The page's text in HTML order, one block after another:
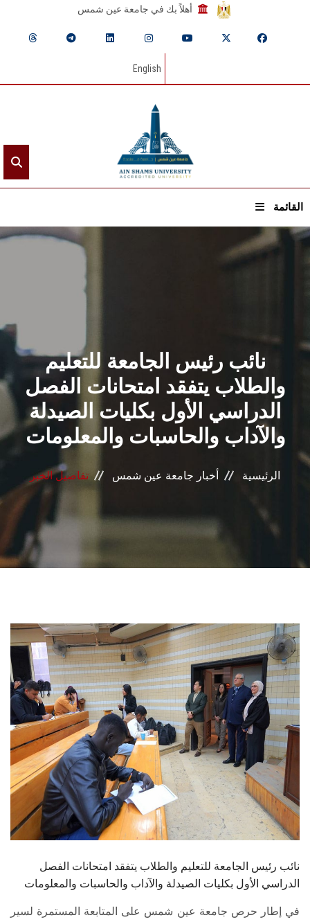
أهلاً بك في جامعة عين شمس
English
القائمة
القطاعـات
الشئون الأكاديمية
البحث العلمي
الرعاية الصحية
المراكز والوحدات
الأنظمة الذكية
الإعلام
الطلاب
هيئة التدريس
الدراسات العليا
الخريجين
الموظفون
الزائـرون
نائب رئيس الجامعة للتعليم
والطلاب يتفقد امتحانات الفصل
الدراسي الأول بكليات الصيدلة
والآداب والحاسبات والمعلومات
الرئيسية أخبار جامعة عين شمس تفاصيل الخبر
نائب رئيس الجامعة للتعليم والطلاب يتفقد امتحانات الفصل
الدراسي الأول بكليات الصيدلة والآداب والحاسبات والمعلومات
في إطار حرص جامعة عين شمس على المتابعة المستمرة لسير